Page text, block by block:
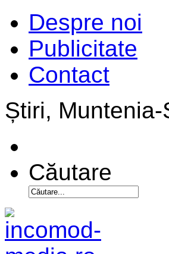
Despre noi
Publicitate
Contact
Știri,
Căutare